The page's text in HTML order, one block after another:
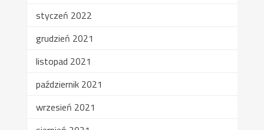
styczeń 2022
grudzień 2021
listopad 2021
październik 2021
wrzesień 2021